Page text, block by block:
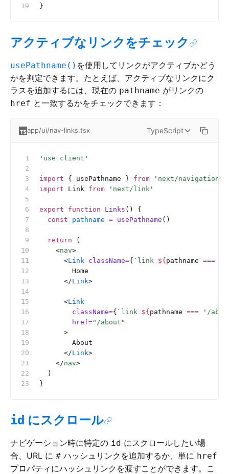
}
アクティブなリンクをチェック
usePathname() を使用してリンクがアクティブかどう
かを判定できます。たとえば、アクティブなリンクにク
ラスを追加するには、現在の pathname がリンクの
href と一致するかをチェックできます：
app/ui/nav-links.tsx TypeScript
' use client '
import { usePathname } from ' next/navigation
import Link from ' next/link '
export function Links () {
  const
pathname = usePathname ()
  return
(
    <
nav>
      <
Link className={ ` link ${ pathname ===
        Home
      </
Link>
      <
Link
        className
={ ` link ${ pathname === ' /
        href
="/about"
      >
        About
      </
Link>
    </
nav>
  )
}
id にスクロール
ナビゲーション時に特定の id にスクロールしたい場
合、URL に # ハッシュリンクを追加するか、単に href
プロパティにハッシュリンクを渡すことができます。こ